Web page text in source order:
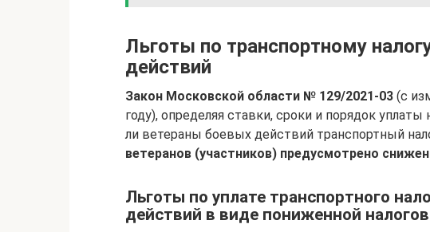
Льготы по транспортному
действий
Закон Московской области № 129/2021-03 (с
году), определяя ставки, сроки и порядок уплаты
ли ветераны боевых действий транспортный
ветеранов (участников) предусмотрено
Льготы по уплате транспортного
действий в виде пониженной